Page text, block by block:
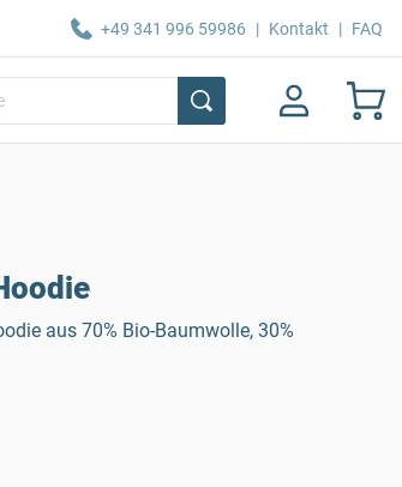
+49 341 996 59986 | Kontakt | FAQ
aus 70% Bio-Baumwolle, 30%